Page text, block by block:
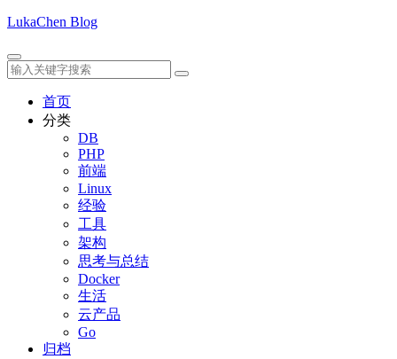
LukaChen Blog
首页
分类
DB
PHP
前端
Linux
经验
工具
架构
思考与总结
Docker
生活
云产品
Go
归档